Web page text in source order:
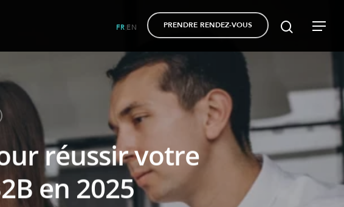
FR EN PRENDRE RENDEZ-VOUS
réussir votre
en 2025